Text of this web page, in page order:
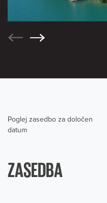
Poglej zasedbo za določen
datum
ZASEDBA